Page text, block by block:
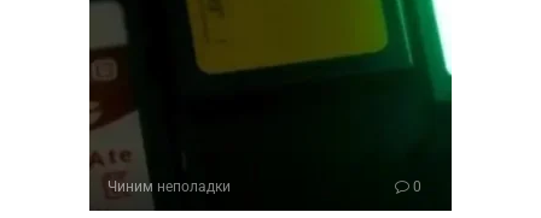
Чиним неполадки 0